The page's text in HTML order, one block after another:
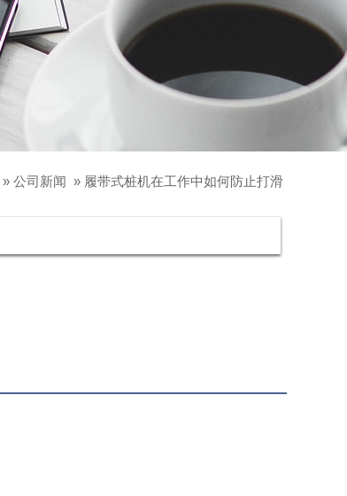
» 公司新闻 » 履带式桩机在工作中如何防止打滑